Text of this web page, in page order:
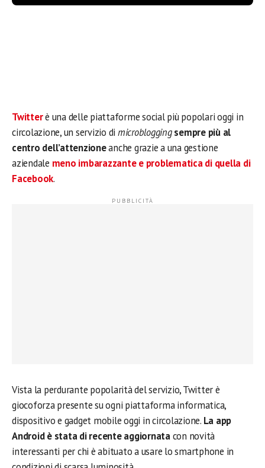
Twitterè una delle piattaforme social più popolari oggi in
circolazione, un servizio di microbloggingsempre più al
centro dell’attenzioneanche grazie a una gestione
aziendale meno imbarazzante e problematica di quella di
Facebook.
Vista la perdurante popolarità del servizio, Twitter è
giocoforza presente su ogni piattaforma informatica,
dispositivo e gadget mobile oggi in circolazione. La app
Android è stata di recente aggiornatacon novità
interessanti per chi è abituato a usare lo smartphone in